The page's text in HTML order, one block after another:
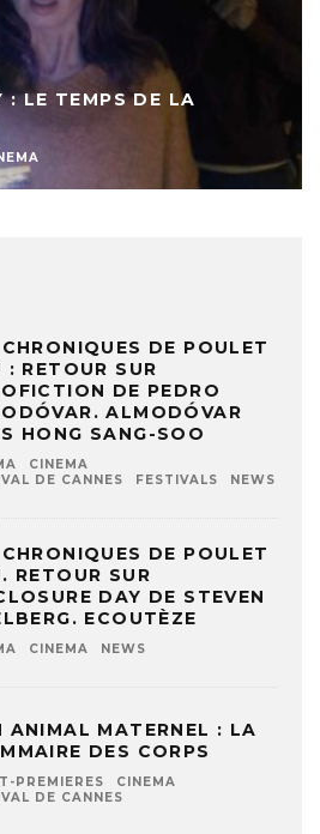
: LE TEMPS DE LA
DE POULET
: RETOUR SUR
DE PEDRO
ALMODÓVAR
HONG SANG-SOO
CINEMA
DE CANNES
FESTIVALS NEWS
DE POULET
RETOUR SUR
DAY DE STEVEN
ECOUTÈZE
CINEMA NEWS
ANIMAL MATERNEL : LA
DES CORPS
PREMIERES
CINEMA
DE CANNES